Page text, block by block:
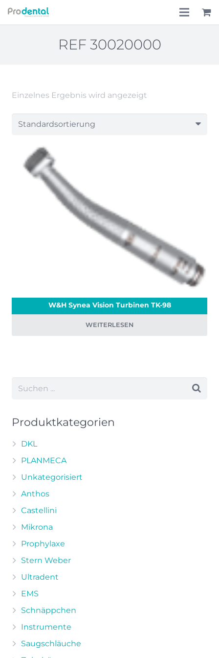
Aktionen
REF 30020000
Einzelnes Ergebnis wird angezeigt
W&H Synea Vision Turbinen TK-98
WEITERLESEN
Produktkategorien
DKL
PLANMECA
Unkategorisiert
Anthos
Castellini
Mikrona
Prophylaxe
Stern Weber
Ultradent
EMS
Schnäppchen
Instrumente
Saugschläuche